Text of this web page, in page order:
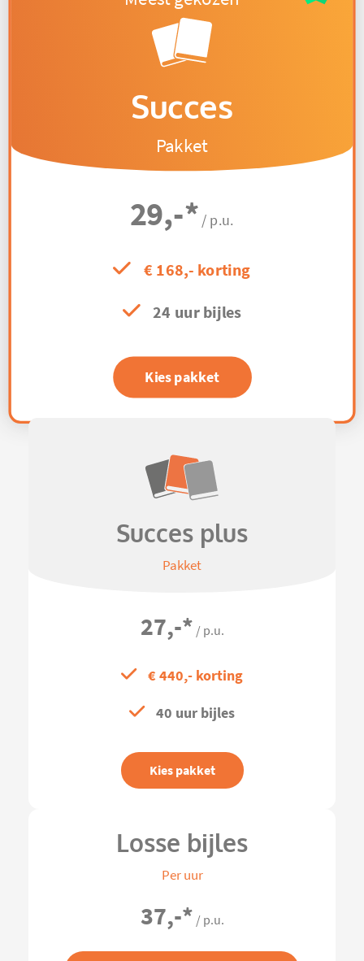
Succes
Pakket
29,-* / p.u.
€ 168,- korting
24 uur bijles
Kies pakket
Succes plus
Pakket
27,-* / p.u.
€ 440,- korting
40 uur bijles
Kies pakket
Losse bijles
Per uur
37,-* / p.u.